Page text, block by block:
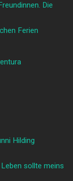
Die
Ferien
Hilding
sollte meins